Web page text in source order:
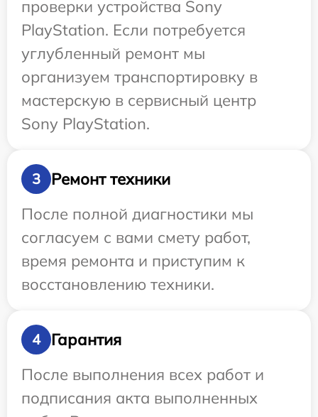
проверки устройства Sony
PlayStation. Если потребуется
углубленный ремонт мы
организуем транспортировку в
мастерскую в сервисный центр
Sony PlayStation.
3
Ремонт техники
После полной диагностики мы
согласуем с вами смету работ,
время ремонта и приступим к
восстановлению техники.
4
Гарантия
После выполнения всех работ и
подписания акта выполненных